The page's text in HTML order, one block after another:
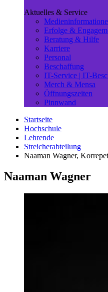
Aktuelles & Service
Erfolge &
Beratung & Hilfe
Karriere
Personal
Beschaffung
IT-Service | IT-
Merch & Mensa
Öffnungszeiten
Pinnwand
Startseite
Hochschule
Lehrende
Streicherabteilung
Naaman Wagner,
Naaman Wagner